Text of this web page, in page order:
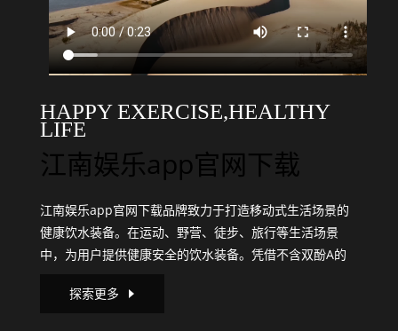
HAPPY EXERCISE,HEALTHY
LIFE
江南娱乐app官网下载
江南娱乐app官网下载品牌致力于打造移动式生活场景的
健康饮水装备。在运动、野营、徒步、旅行等生活场景
中，为用户提供健康安全的饮水装备。凭借不含双酚A的
的塑料杯、运动水杯、保温杯等产品，重塑健康饮水新时
探索更多